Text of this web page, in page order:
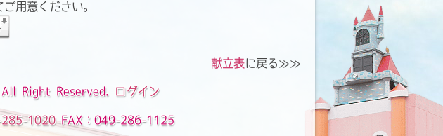
用意ください。
献立表に戻る≫≫
All Right Reserved. ログイン
285-1020 FAX：049-286-1125